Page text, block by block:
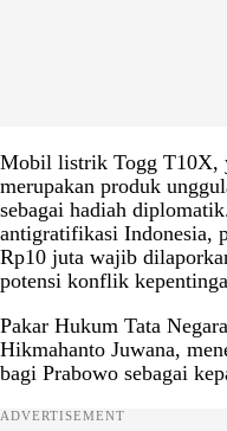
Mobil listrik Togg T10X,
merupakan produk
sebagai hadiah
antigratifikasi Indonesia,
Rp10 juta wajib
potensi konflik
Pakar Hukum Tata
Hikmahanto Juwana,
bagi Prabowo sebagai
ADVERTISEMENT